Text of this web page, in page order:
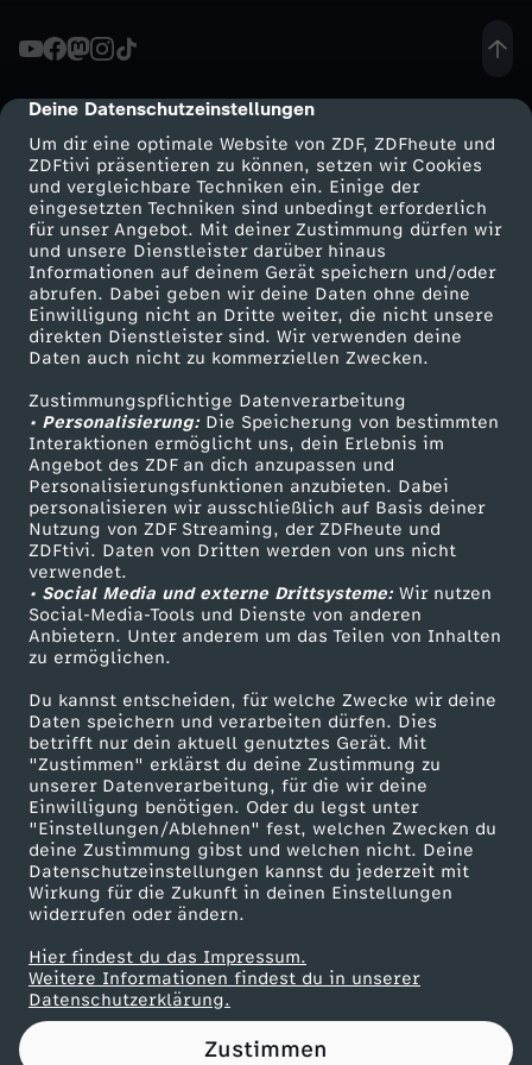
cmp-dialog-description
Deine Datenschutzeinstellungen
Um dir eine optimale Website von ZDF, ZDFheute und
ZDFtivi präsentieren zu können, setzen wir Cookies
und vergleichbare Techniken ein. Einige der
eingesetzten Techniken sind unbedingt erforderlich
für unser Angebot. Mit deiner Zustimmung dürfen wir
und unsere Dienstleister darüber hinaus
Informationen auf deinem Gerät speichern und/oder
abrufen. Dabei geben wir deine Daten ohne deine
Einwilligung nicht an Dritte weiter, die nicht unsere
direkten Dienstleister sind. Wir verwenden deine
Daten auch nicht zu kommerziellen Zwecken.
Zustimmungspflichtige Datenverarbeitung
• Personalisierung:Die Speicherung von bestimmten
Interaktionen ermöglicht uns, dein Erlebnis im
Angebot des ZDF an dich anzupassen und
Personalisierungsfunktionen anzubieten. Dabei
personalisieren wir ausschließlich auf Basis deiner
Nutzung von ZDF Streaming, der ZDFheute und
ZDFtivi. Daten von Dritten werden von uns nicht
verwendet.
• Social Media und externe Drittsysteme:Wir nutzen
Social-Media-Tools und Dienste von anderen
Anbietern. Unter anderem um das Teilen von Inhalten
zu ermöglichen.
Du kannst entscheiden, für welche Zwecke wir deine
Daten speichern und verarbeiten dürfen. Dies
betrifft nur dein aktuell genutztes Gerät. Mit
"Zustimmen" erklärst du deine Zustimmung zu
unserer Datenverarbeitung, für die wir deine
Einwilligung benötigen. Oder du legst unter
"Einstellungen/Ablehnen" fest, welchen Zwecken du
deine Zustimmung gibst und welchen nicht. Deine
Datenschutzeinstellungen kannst du jederzeit mit
Wirkung für die Zukunft in deinen Einstellungen
widerrufen oder ändern.
Hier findest du das Impressum.
Weitere Informationen findest du in unserer
Datenschutzerklärung.
Zustimmen
w
e
i
e
r
b
o
b
M
ä
n
n
e
r
,
1
.
u
Mehr ZDF
ZDF-Apps
Smart TV
ZDFtext
Livestreams
Sendungen A-Z
TV-Programm
Service
ZDFmitreden
Kontakt zum ZDF
Tickets
Zuschauerservice
Hilfe
ZDF Unternehmen
Karriere
ZDF goes Schule
Werbefernsehen
Mainzelmännchen
Partner